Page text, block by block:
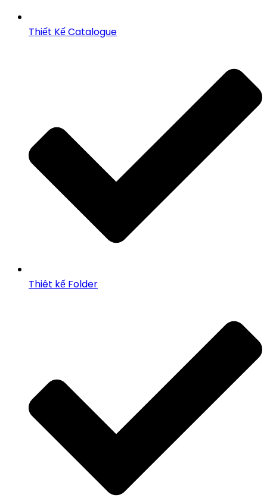
Thiết Kế Catalogue
Thiêt kế Folder